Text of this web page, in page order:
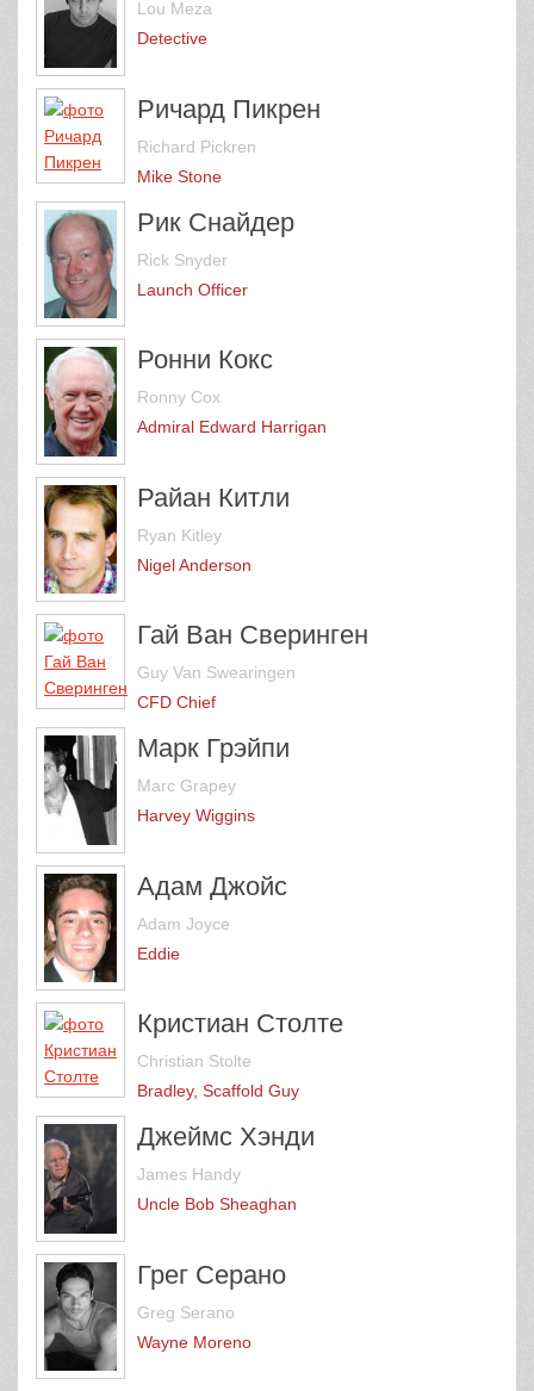
Lou Meza
Detective
Ричард Пикрен
Richard Pickren
Mike Stone
Рик Снайдер
Rick Snyder
Launch Officer
Ронни Кокс
Ronny Cox
Admiral Edward Harrigan
Райан Китли
Ryan Kitley
Nigel Anderson
Гай Ван Сверинген
Guy Van Swearingen
CFD Chief
Марк Грэйпи
Marc Grapey
Harvey Wiggins
Адам Джойс
Adam Joyce
Eddie
Кристиан Столте
Christian Stolte
Bradley, Scaffold Guy
Джеймс Хэнди
James Handy
Uncle Bob Sheaghan
Грег Серано
Greg Serano
Wayne Moreno